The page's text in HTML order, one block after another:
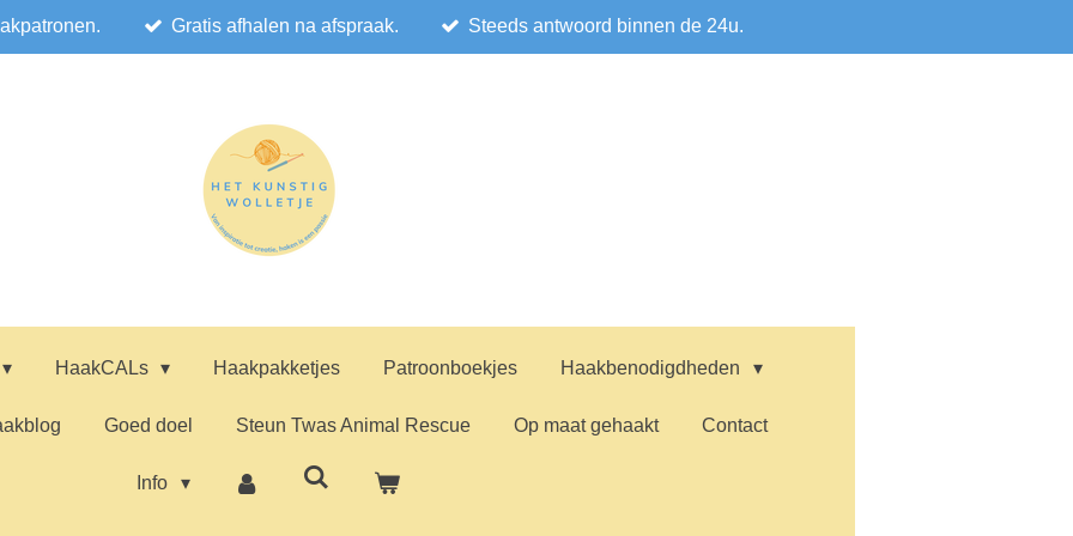
Gratis afhalen na afspraak. Steeds antwoord binnen de 24u.
HaakCALs Haakpakketjes Patroonboekjes Haakbenodigdheden
Goed doel Steun Twas Animal Rescue Op maat gehaakt Contact
Info